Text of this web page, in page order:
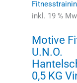
inkl. 19 %
Motive
U.N.O.
0,5 KG